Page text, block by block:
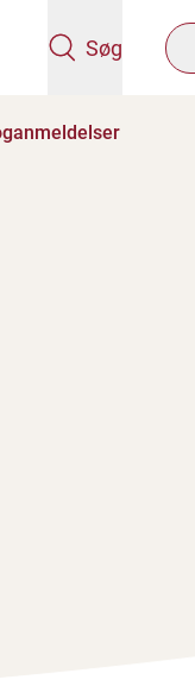
Søg